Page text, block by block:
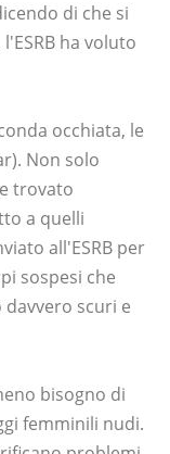
di che si
ha voluto
occhiata, le
Non solo
trovato
a quelli
all'ESRB per
sospesi che
scuri e
bisogno di
femminili nudi.